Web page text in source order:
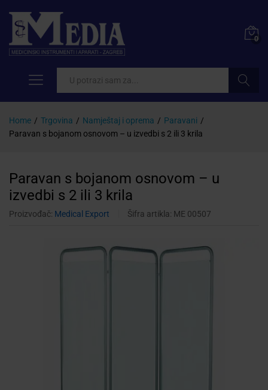
0
Home / Trgovina / Namještaj i oprema / Paravani /
Paravan s bojanom osnovom – u izvedbi s 2 ili 3 krila
Paravan s bojanom osnovom – u
izvedbi s 2 ili 3 krila
Proizvođač: Medical Export Šifra artikla: ME 00507